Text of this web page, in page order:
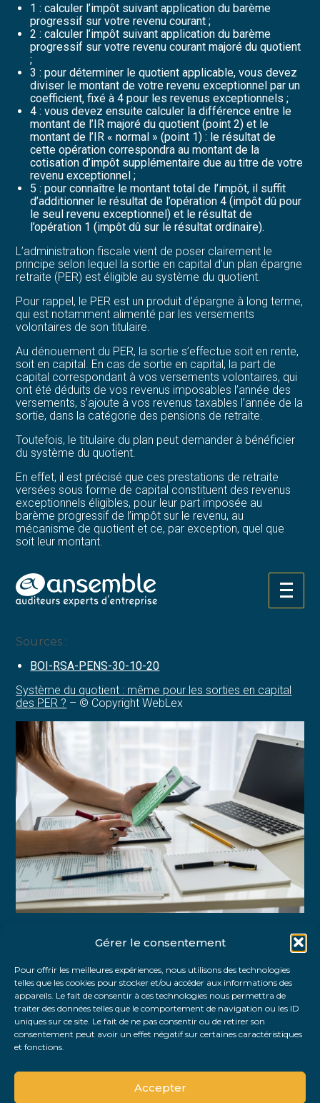
Gérer le consentement
Pour offrir les meilleures expériences, nous utilisons des technologies
telles que les cookies pour stocker et/ou accéder aux informations des
appareils. Le fait de consentir à ces technologies nous permettra de
traiter des données telles que le comportement de navigation ou les ID
uniques sur ce site. Le fait de ne pas consentir ou de retirer son
consentement peut avoir un effet négatif sur certaines caractéristiques
et fonctions.
Accepter
Aller
au
1 : calculer l’impôt suivant application du barème
progressif sur votre revenu courant ;
2 : calculer l’impôt suivant application du barème
progressif sur votre revenu courant majoré du quotient
;
3 : pour déterminer le quotient applicable, vous devez
diviser le montant de votre revenu exceptionnel par un
coefficient, fixé à 4 pour les revenus exceptionnels ;
4 : vous devez ensuite calculer la différence entre le
montant de l’IR majoré du quotient (point 2) et le
montant de l’IR « normal » (point 1) : le résultat de
cette opération correspondra au montant de la
cotisation d’impôt supplémentaire due au titre de votre
revenu exceptionnel ;
5 : pour connaître le montant total de l’impôt, il suffit
d’additionner le résultat de l’opération 4 (impôt dû pour
le seul revenu exceptionnel) et le résultat de
l’opération 1 (impôt dû sur le résultat ordinaire).
L’administration fiscale vient de poser clairement le
principe selon lequel la sortie en capital d’un plan épargne
retraite (PER) est éligible au système du quotient.
Pour rappel, le PER est un produit d’épargne à long terme,
qui est notamment alimenté par les versements
volontaires de son titulaire.
Au dénouement du PER, la sortie s’effectue soit en rente,
soit en capital. En cas de sortie en capital, la part de
capital correspondant à vos versements volontaires, qui
ont été déduits de vos revenus imposables l’année des
versements, s’ajoute à vos revenus taxables l’année de la
sortie, dans la catégorie des pensions de retraite.
Toutefois, le titulaire du plan peut demander à bénéficier
du système du quotient.
En effet, il est précisé que ces prestations de retraite
versées sous forme de capital constituent des revenus
exceptionnels éligibles, pour leur part imposée au
barème progressif de l’impôt sur le revenu, au
mécanisme de quotient et ce, par exception, quel que
soit leur montant.
en capital du PER pourrait ainsi, selon les situations
individuelles, être prise en compte dans la réflexion
relative aux modalités de déblocage de l’épargne
Sources :
BOI-RSA-PENS-30-10-20
Système du quotient : même pour les sorties en capital
des PER ? – © Copyright WebLex
FaceBook
TwitterLinkedIn